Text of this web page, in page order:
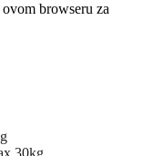
browseru za